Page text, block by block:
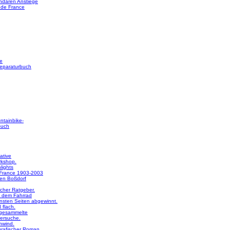
Anstiege
France
1903-2003
Boßdorf
Ratgeber.
dem Fahrrad
Seiten abgewinnt.
flach.